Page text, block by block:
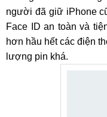
người đã giữ iPhone
Face ID an toàn và
hơn hầu hết các điện
lượng pin khá.